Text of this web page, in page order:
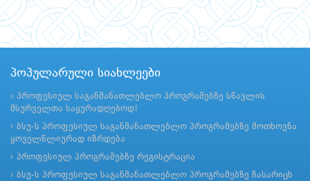
პოპულარული სიახლეები
პროფესიულ საგანმანათლებლო პროგრამებზე სწავლის
მსურველთა საყურადღებოდ!
ბსუ-ს პროფესიულ საგანმანათლებლო პროგრამებზე მოთხოვნა
ყოველწლიურად იზრდება
პროფესიულ პროგრამებზე რეგისტრაცია
ბსუ-ს პროფესიულ საგანმანათლებლო პროგრამებზე ჩასარიცხ